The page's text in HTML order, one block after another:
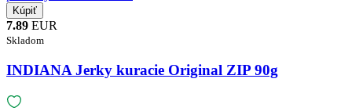
7.89 EUR
Skladom
INDIANA Jerky kuracie Original ZIP 90g